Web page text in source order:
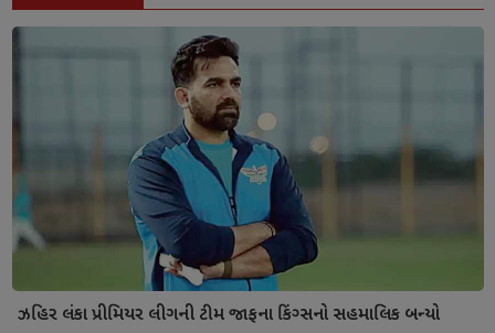
ઝહિર લંકા પ્રીમિયર લીગની ટીમ જાફના કિંગ્સનો સહમાલિક બન્યો